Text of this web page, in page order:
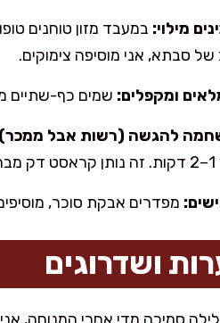
מילוי: במעבד מזון טוחנים
של סבתא, אני מוסיפה צימוקים.
ומקפלים: שמים כף-שתיים
להגשה (רשות אבל
מפדרים אבקת סוכר,
ושדרוגים